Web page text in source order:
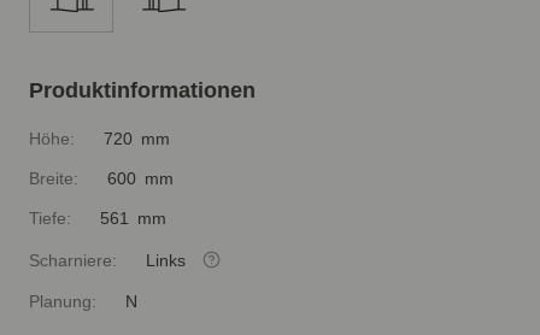
Produktinformationen
Höhe: 720 mm
Breite: 600 mm
Tiefe: 561 mm
Scharniere: Links
Planung: N